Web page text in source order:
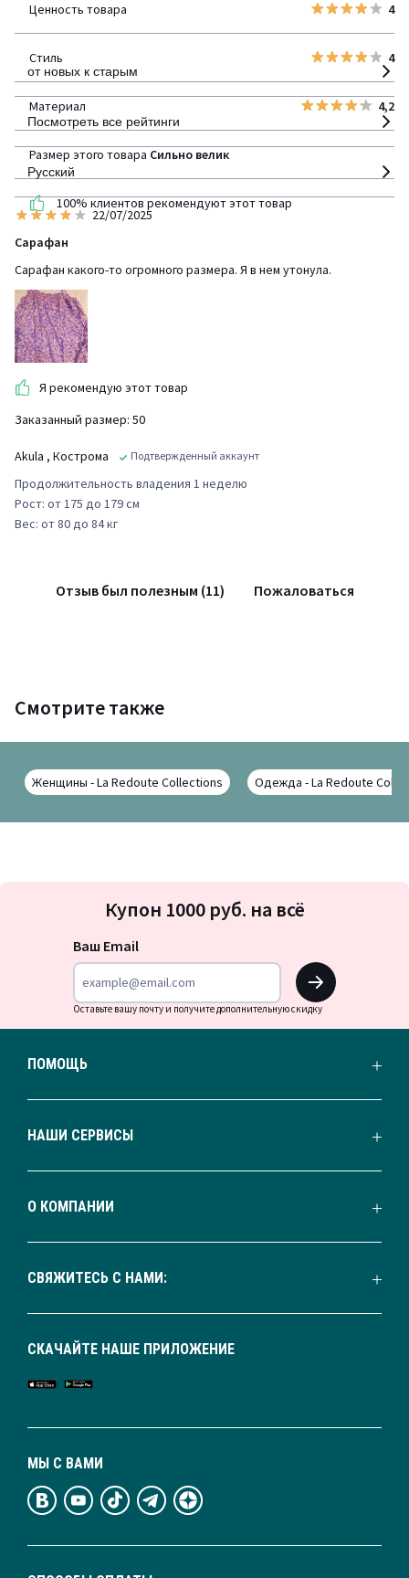
Ценность товара 4
Стиль 4
Материал 4,2
Размер этого товара Сильно велик
100% клиентов рекомендуют этот товар
от новых к старым
Посмотреть все рейтинги
Русский
22/07/2025
Сарафан
Сарафан какого-то огромного размера. Я в нем утонула.
Я рекомендую этот товар
Заказанный размер: 50
Akula , Кострома Подтвержденный аккаунт
Продолжительность владения 1 неделю
Рост: от 175 до 179 см
Вес: от 80 до 84 кг
Отзыв был полезным (11) Пожаловаться
Смотрите также
Женщины - La Redoute Collections Одежда - La Redoute
на
Купон 1000 руб. на всё
Ваш Email
OK
Оставьте вашу почту и получите дополнительную скидку
ПОМОЩЬ
НАШИ СЕРВИСЫ
О КОМПАНИИ
СВЯЖИТЕСЬ С НАМИ:
МЫ С ВАМИ
СКАЧАЙТЕ НАШЕ ПРИЛОЖЕНИЕ